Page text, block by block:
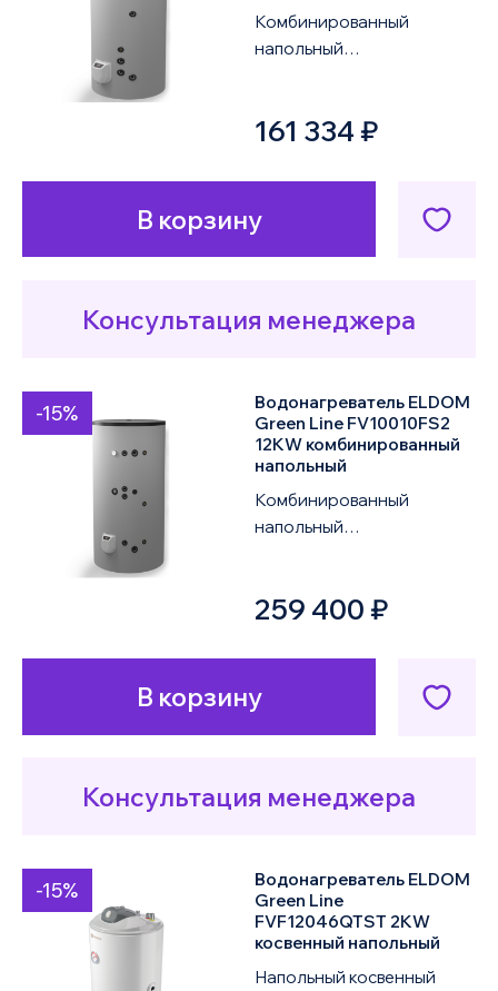
Комбинированный
напольный
9KW объемом 500 литров
161 334 ₽
В корзину
Консультация менеджера
-15%
Водонагреватель ELDOM
Green Line FV10010FS2
12KW комбинированный
напольный
Комбинированный
напольный
12KW объемом 1000
259 400 ₽
В корзину
Консультация менеджера
-15%
Водонагреватель ELDOM
Green Line
FVF12046QTST 2KW
косвенный напольный
Напольный косвенный